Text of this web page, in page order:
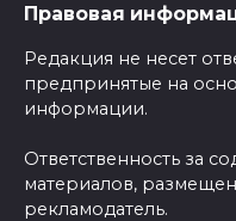
Правовая
Редакция не несет
предпринятые на
информации.
Ответственность за
материалов,
рекламодатель.